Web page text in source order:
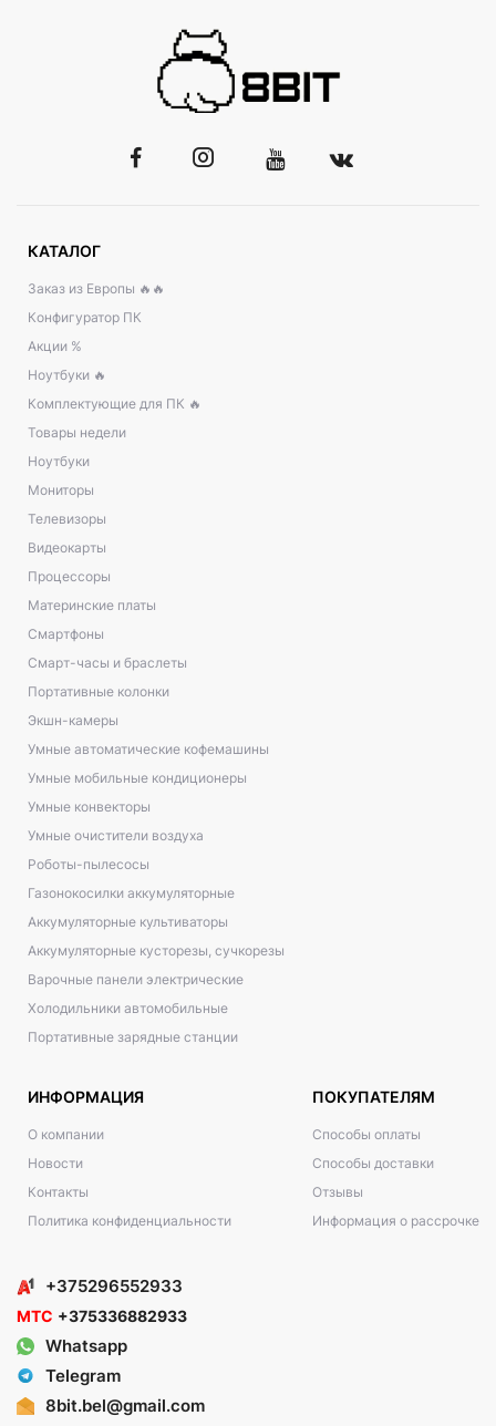
КАТАЛОГ
Заказ из Европы 🔥🔥
Конфигуратор ПК
Акции %
Ноутбуки 🔥
Комплектующие для ПК 🔥
Товары недели
Ноутбуки
Мониторы
Телевизоры
Видеокарты
Процессоры
Материнские платы
Смартфоны
Смарт-часы и браслеты
Портативные колонки
Экшн-камеры
Умные автоматические кофемашины
Умные мобильные кондиционеры
Умные конвекторы
Умные очистители воздуха
Роботы-пылесосы
Газонокосилки аккумуляторные
Аккумуляторные культиваторы
Аккумуляторные кусторезы, сучкорезы
Варочные панели электрические
Холодильники автомобильные
Портативные зарядные станции
ИНФОРМАЦИЯ
О компании
Новости
Контакты
Политика конфиденциальности
ПОКУПАТЕЛЯМ
Способы оплаты
Способы доставки
Отзывы
Информация о рассрочке
+375296552933
МТС +375336882933
Whatsapp
Telegram
8bit.bel@gmail.com